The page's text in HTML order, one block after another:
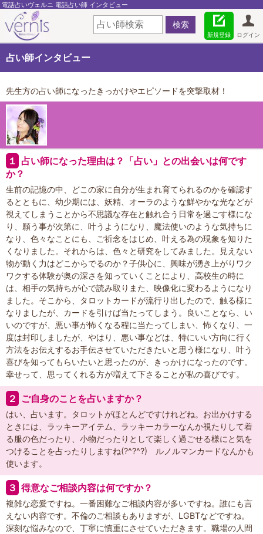
電話占いヴェルニ 電話占い師 インタビュー
ログイン
新規登録
占い師インタビュー
先生方の占い師になったきっかけやエピソードを突撃取材！
１ 占い師になった理由は？「占い」との出会いは何です
か？
生前の記憶の中、どこの家に自分が生まれ育てられるのかを確認す
るとともに、幼少期には、妖精、オーラのような鮮やかな光などが
視えてしまうことから不思議な存在と触れ合う日常を過ごす様にな
り、願う事が次第に、叶うようになり、魔法使いのような気持ちに
なり、色々なことにも、ご祈念をはじめ、叶える為の現象を知りた
くなりました。それからは、色々と研究をしてみました。見えない
物が動く力はどこからでるのか？子供心に、興味が湧き上がりワク
ワクする体験が奥の深さを知っていくことにより、高校生の時に
は、相手の気持ちが心で読み取りまた、映像化に変わるようになり
ました。そこから、タロットカードが流行り出したので、触る様に
なりましたが、カードを引けば当たってしまう。良いことなら、い
いのですが、悪い事が怖くなる程に当たってしまい、怖くなり、一
度は封印しましたが、やはり、悪い事などは、特にいい方向に行く
方法をお伝えするお手伝させていただきたいと思う様になり、叶う
喜びを知ってもらいたいと思ったのが、きっかけになったのです。
幸せって、思ってくれる方が増えて下さることが私の喜びです。
２ ご自身のことを占いますか？
はい、占います。タロットがほとんどですけれどね。お出かけする
ときには、ラッキーアイテム、ラッキーカラーなんか視たりして着
る服の色だったり、小物だったりとして楽しく過ごせる様にと気を
つけることを占ったりしますね(?^?^?) ルノルマンカードなんかも
使います。
３ 得意なご相談内容は何ですか？
複雑な恋愛ですね。一番困難なご相談内容が多いですね。誰にも言
えない内容です。不倫のご相談もありますが、LGBTなどですね。
深刻な悩みなので、丁寧に慎重にさせていただきます。職場の人間